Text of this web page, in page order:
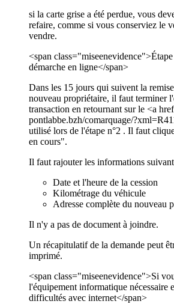
si la carte grise a été perdue, vous
refaire, comme si vous conserviez le
vendre.
<span
démarche en ligne</span>
Dans les 15 jours qui suivent la
nouveau propriétaire, il faut terminer
transaction en retournant sur le <a
pontlabbe.bzh/comarquage/
utilisé lors de l'étape n°2 . Il faut
en cours".
Il faut rajouter les informations
Date et l'heure de la cession
Kilométrage du véhicule
Adresse complète du nouveau
Il n'y a pas de document à joindre.
Un récapitulatif de la demande peut
imprimé.
<span class="miseenevidence">Si
l'équipement informatique nécessaire
difficultés avec internet</span>